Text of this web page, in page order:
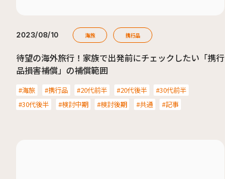
2023/08/10 海旅 携行品
待望の海外旅行！家族で出発前にチェックしたい「携行
品損害補償」の補償範囲
海旅 携行品 20代前半 20代後半
30代前半
30代後半
検討中期 検討後期 共通 記事